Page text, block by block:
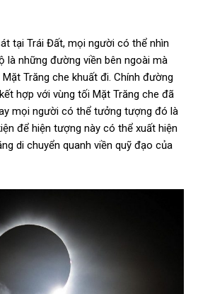
tại Trái Đất, mọi người có thể nhìn
là những đường viền bên ngoài mà
Trăng che khuất đi. Chính đường
hợp với vùng tối Mặt Trăng che đã
mọi người có thể tưởng tượng đó là
để hiện tượng này có thể xuất hiện
di chuyển quanh viền quỹ đạo của